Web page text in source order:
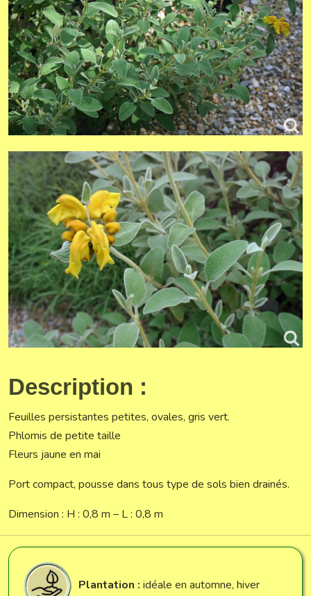
Description :
Feuilles persistantes petites, ovales, gris vert.
Phlomis de petite taille
Fleurs jaune en mai
Port compact, pousse dans tous type de sols bien drainés.
Dimension : H : 0,8 m – L : 0,8 m
Plantation : idéale en automne, hiver